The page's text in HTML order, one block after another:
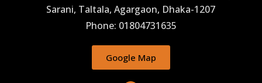
Sarani, Taltala, Agargaon, Dhaka-1207
Phone: 01804731635
Google Map